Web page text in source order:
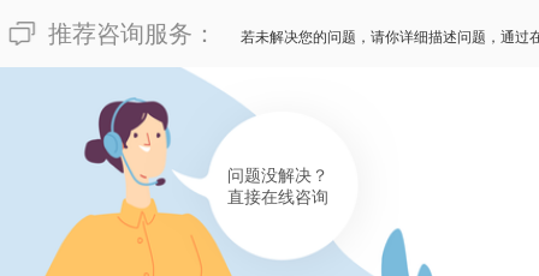
推荐咨询服务： 若未解决您的问题，请你详细描述问题，通过
问题没解决？
直接在线咨询